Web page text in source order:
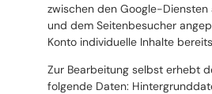
zwischen den Google-Diensten
und dem Seitenbesucher
Konto individuelle Inhalte
Zur Bearbeitung selbst erhebt
folgende Daten: